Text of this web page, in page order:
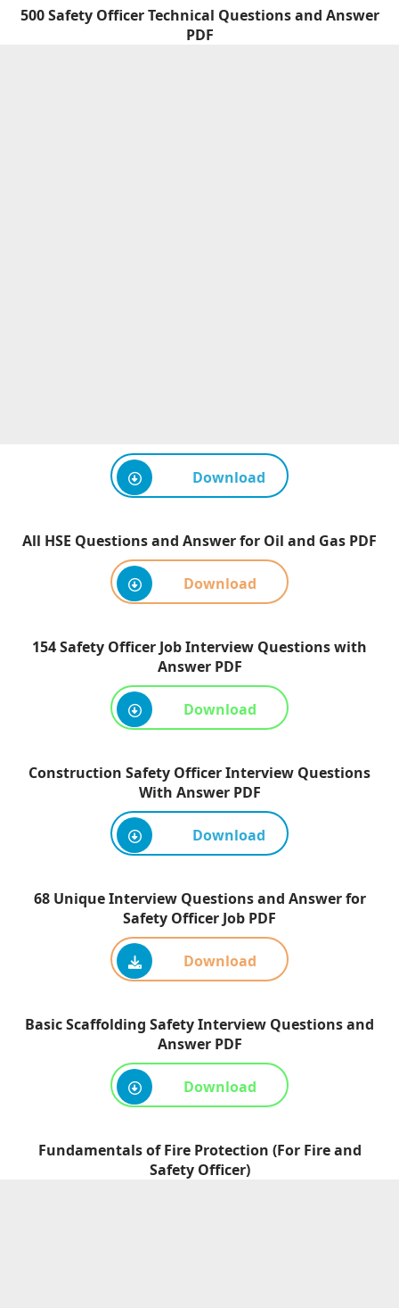
500 Safety Officer Technical Questions and Answer
PDF
Download
All HSE Questions and Answer for Oil and Gas PDF
Download
154 Safety Officer Job Interview Questions with
Answer PDF
Download
Construction Safety Officer Interview Questions
With Answer PDF
Download
68 Unique Interview Questions and Answer for
Safety Officer Job PDF
Download
Basic Scaffolding Safety Interview Questions and
Answer PDF
Download
Fundamentals of Fire Protection (For Fire and
Safety Officer)